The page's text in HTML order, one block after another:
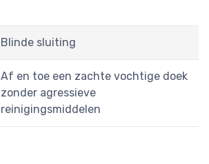
Blinde sluiting
Af en toe een zachte vochtige doek
zonder agressieve
reinigingsmiddelen